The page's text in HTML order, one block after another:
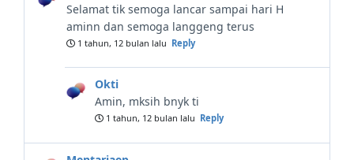
Selamat tik semoga lancar sampai hari H
aminn dan semoga langgeng terus
1 tahun, 12 bulan lalu Reply
Okti
Amin, mksih bnyk ti
1 tahun, 12 bulan lalu Reply